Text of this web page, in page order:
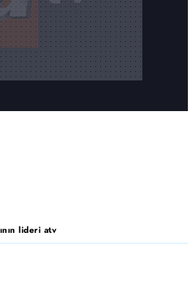
lideri atv